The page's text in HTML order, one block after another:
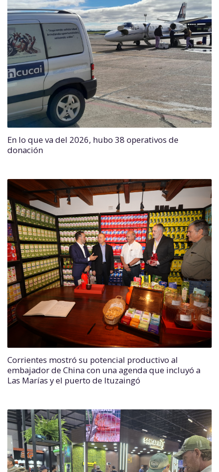
En lo que va del 2026, hubo 38 operativos de
donación
Corrientes mostró su potencial productivo al
embajador de China con una agenda que incluyó a
Las Marías y el puerto de Ituzaingó